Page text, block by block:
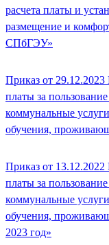
расчета платы и
размещение и
СПбГЭУ»
Приказ от
платы за
коммунальные
обучения,
Приказ от
платы за
коммунальные
обучения,
2023 год»